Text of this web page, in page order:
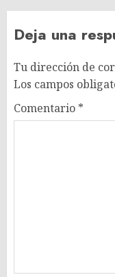
Deja una
Tu dirección de
Los campos
Comentario *